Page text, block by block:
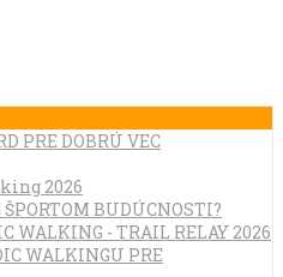
PRE DOBRÚ VEC
2026
BUDÚCNOSTI?
WALKING - TRAIL RELAY 2026
WALKINGU PRE